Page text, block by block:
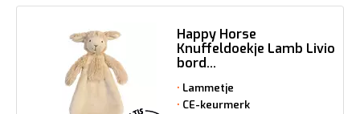
Happy Horse
Knuffeldoekje Lamb Livio
bord...
Lammetje
CE-keurmerk